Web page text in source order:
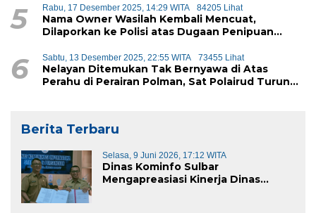
5 Rabu, 17 Desember 2025, 14:29 WITA 84205 Lihat
Nama Owner Wasilah Kembali Mencuat,
Dilaporkan ke Polisi atas Dugaan Penipuan
6 Sabtu, 13 Desember 2025, 22:55 WITA 73455 Lihat
Nelayan Ditemukan Tak Bernyawa di Atas
Perahu di Perairan Polman, Sat Polairud Turun
Berita Terbaru
Selasa, 9 Juni 2026, 17:12 WITA
Dinas Kominfo Sulbar
Mengapreasiasi Kinerja Dinas